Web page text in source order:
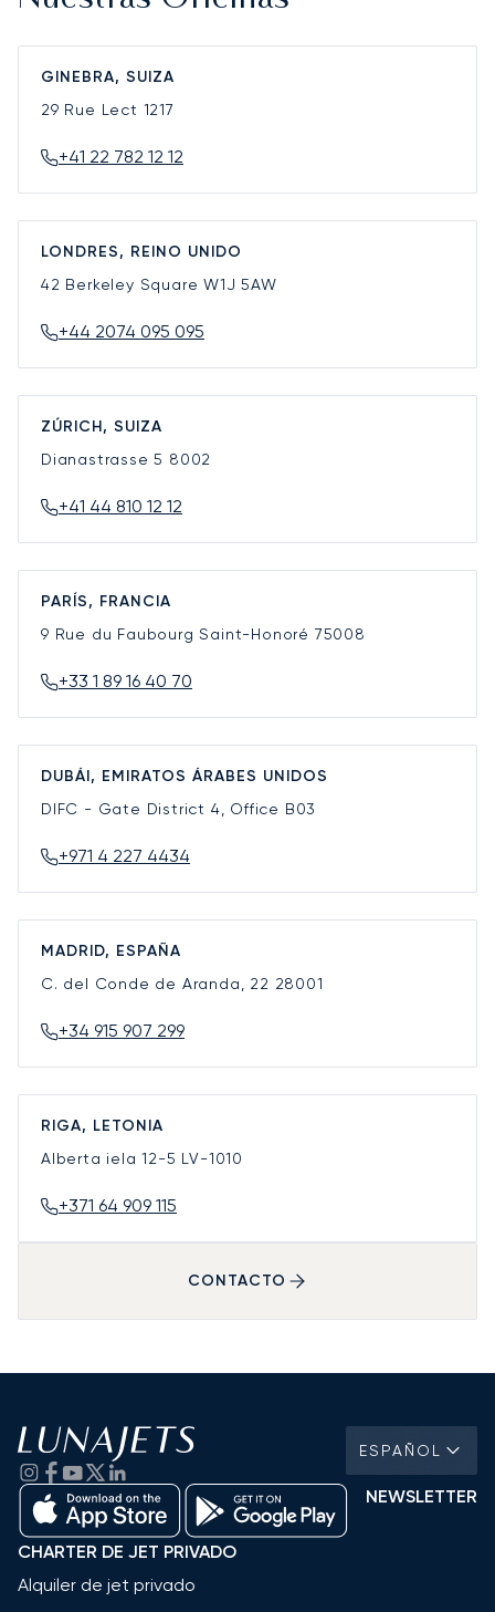
GINEBRA, SUIZA
29 Rue Lect 1217
+41 22 782 12 12
LONDRES, REINO UNIDO
42 Berkeley SquareW1J 5AW
+44 2074 095 095
ZÚRICH, SUIZA
Dianastrasse 5 8002
+41 44 810 12 12
PARÍS, FRANCIA
9 Rue du Faubourg Saint-Honoré 75008
+33 1 89 16 40 70
DUBÁI, EMIRATOS ÁRABES UNIDOS
DIFC - Gate District 4, Office B03
+971 4 227 4434
MADRID, ESPAÑA
C. del Conde de Aranda, 22 28001
+34 915 907 299
RIGA, LETONIA
Alberta iela 12-5 LV-1010
+371 64 909 115
CONTACTO
ESPAÑOL
NEWSLETTER
CHARTER DE JET PRIVADO
Alquiler de jet privado